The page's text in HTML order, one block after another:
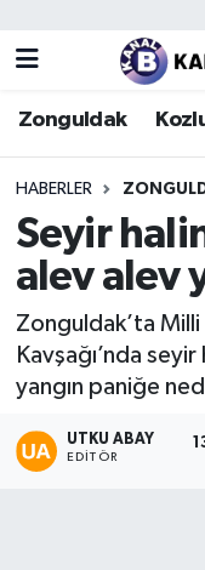
Zonguldak
HABERLER
Seyir
alev alev
Zonguldak’ta
Kavşağı’nda
yangın paniğe
UTKU ABAY
EDITÖR
Zonguldak
Kozlu
Ereğli
Çaycuma
Alaplı
Devrek
Gökçebey
Zonguldak
Zonguldak
Zonguldak
Puan Durumu
Tüm Manşetler
Son Dakika
Haber Arşivi